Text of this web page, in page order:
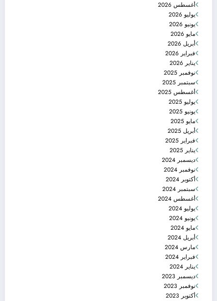
أغسطس 2026
يوليو 2026
يونيو 2026
مايو 2026
أبريل 2026
فبراير 2026
يناير 2026
نوفمبر 2025
سبتمبر 2025
أغسطس 2025
يوليو 2025
يونيو 2025
مايو 2025
أبريل 2025
فبراير 2025
يناير 2025
ديسمبر 2024
نوفمبر 2024
أكتوبر 2024
سبتمبر 2024
أغسطس 2024
يوليو 2024
يونيو 2024
مايو 2024
أبريل 2024
مارس 2024
فبراير 2024
يناير 2024
ديسمبر 2023
نوفمبر 2023
أكتوبر 2023